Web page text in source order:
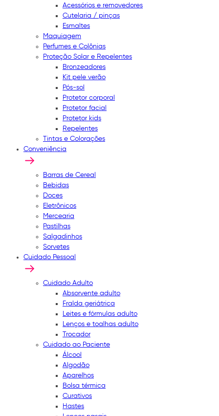
Acessórios e removedores
Cutelaria / pinças
Esmaltes
Maquiagem
Perfumes e Colônias
Proteção Solar e Repelentes
Bronzeadores
Kit pele verão
Pós-sol
Protetor corporal
Protetor facial
Protetor kids
Repelentes
Tintas e Colorações
Conveniência
Barras de Cereal
Bebidas
Doces
Eletrônicos
Mercearia
Pastilhas
Salgadinhos
Sorvetes
Cuidado Pessoal
Cuidado Adulto
Absorvente adulto
Fralda geriátrica
Leites e fórmulas adulto
Lenços e toalhas adulto
Trocador
Cuidado ao Paciente
Álcool
Algodão
Aparelhos
Bolsa térmica
Curativos
Hastes